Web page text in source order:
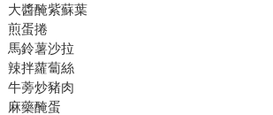
大醬醃紫蘇葉
煎蛋捲
馬鈴薯沙拉
辣拌蘿蔔絲
牛蒡炒豬肉
麻藥醃蛋